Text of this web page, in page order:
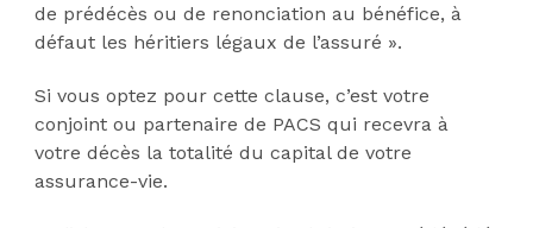
de prédécès ou de renonciation au bénéfice, à
défaut les héritiers légaux de l’assuré ».
Si vous optez pour cette clause, c’est votre
conjoint ou partenaire de PACS qui recevra à
votre décès la totalité du capital de votre
assurance-vie.